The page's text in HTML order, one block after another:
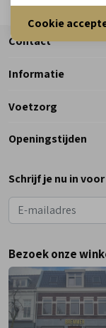
Contact
Telefoon
Informatie
Voetzorg
Openingstijden
Dinsdag
Woensdag
Vrijdag
Zaterdag
Schrijf je nu in
Bezoek onze
Terug
Cookie